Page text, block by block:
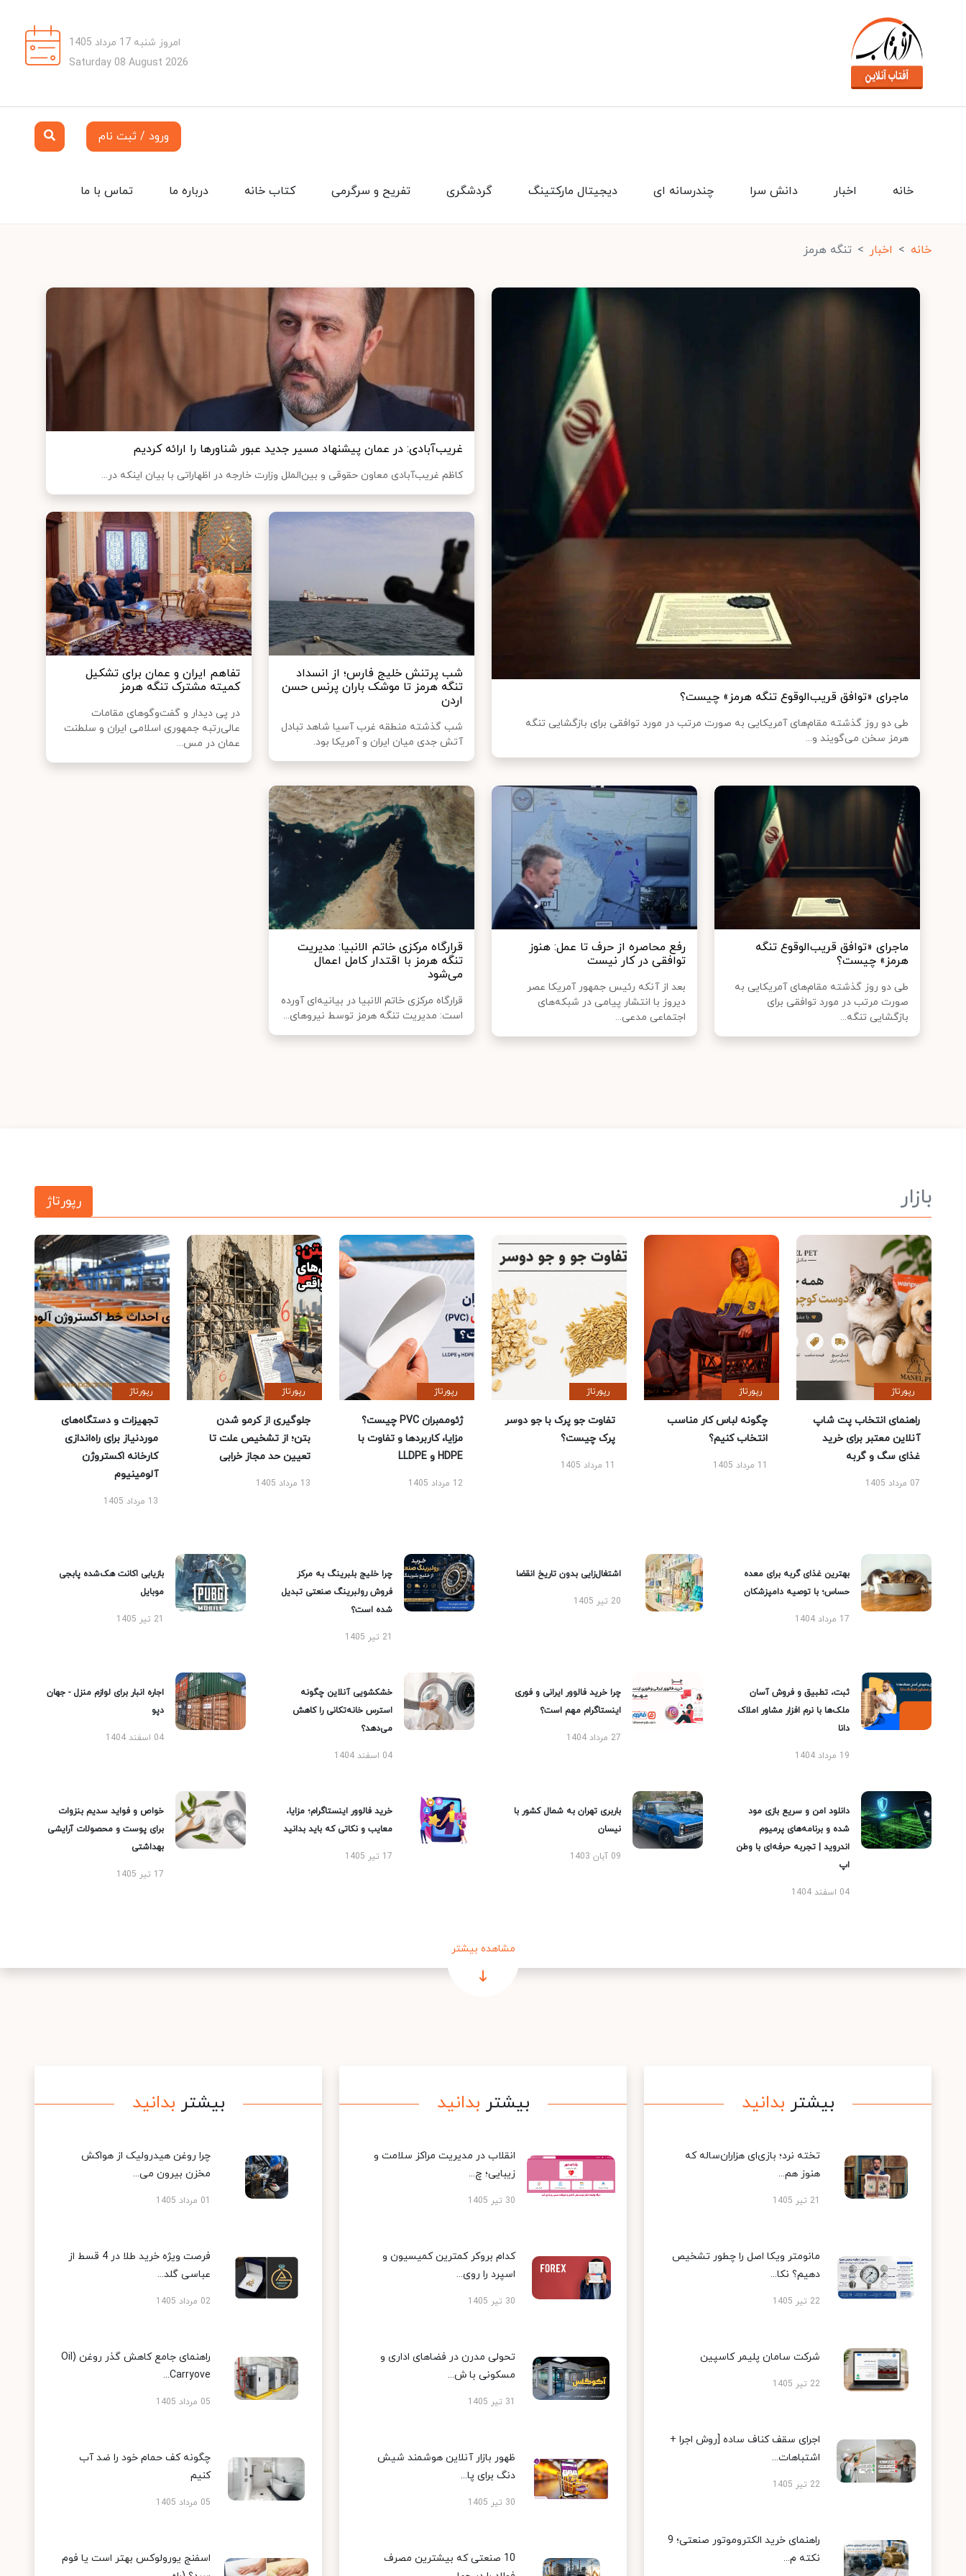
امروز شنبه 17 مرداد 1405
Saturday 08 August 2026
ورود / ثبت نام
تماس با ما درباره ما کتاب خانه تفریح و سرگرمی گردشگری دیجیتال مارکتینگ چندرسانه ای دانش سرا اخبار خانه
خانه اخبار تنگه هرمز
ماجرای «توافق قریب‌الوقوع تنگه هرمز» چیست؟
طی دو روز گذشته مقام‌های آمریکایی به صورت مرتب در مورد توافقی برای بازگشایی تنگه
هرمز سخن می‌گویند و...
غریب‌آبادی: در عمان پیشنهاد مسیر جدید عبور شناورها را ارائه کردیم
کاظم غریب‌آبادی معاون حقوقی و بین‌الملل وزارت خارجه در اظهاراتی با بیان اینکه در...
شب پرتنش‌ خلیج فارس؛ از انسداد
تنگه هرمز تا موشک باران پرنس حسن
اردن
شب گذشته منطقه غرب آسیا شاهد تبادل
آتش جدی میان ایران و آمریکا بود.
تفاهم ایران و عمان برای تشکیل
کمیته مشترک تنگه هرمز
در پی دیدار و گفت‌وگوهای مقامات
عالی‌رتبه جمهوری اسلامی ایران و سلطنت
عمان در مس...
ماجرای «توافق قریب‌الوقوع تنگه
هرمز» چیست؟
طی دو روز گذشته مقام‌های آمریکایی به
صورت مرتب در مورد توافقی برای
بازگشایی تنگه...
رفع محاصره از حرف تا عمل: هنوز
توافقی در کار نیست
بعد از آنکه رئیس جمهور آمریکا عصر
دیروز با انتشار پیامی در شبکه‌های
اجتماعی مدعی...
قرارگاه مرکزی خاتم الانبیا: مدیریت
تنگه هرمز با اقتدار کامل اعمال
می‌شود
قرارگاه مرکزی خاتم الانبیا در بیانیه‌ای آورده
است: مدیریت تنگه هرمز توسط نیروهای...
بازار رپورتاژ
رپورتاژ
راهنمای انتخاب پت شاپ
آنلاین معتبر برای خرید
غذای سگ و گربه
07 مرداد 1405
رپورتاژ
چگونه لباس کار مناسب
انتخاب کنیم؟
11 مرداد 1405
رپورتاژ
تفاوت جو پرک با جو دوسر
پرک چیست؟
11 مرداد 1405
رپورتاژ
ژئوممبران PVC چیست؟
مزایا، کاربردها و تفاوت با
HDPE و LLDPE
12 مرداد 1405
رپورتاژ
جلوگیری از کرمو شدن
بتن؛ از تشخیص علت تا
تعیین حد مجاز خرابی
13 مرداد 1405
رپورتاژ
تجهیزات و دستگاه‌های
موردنیاز برای راه‌اندازی
کارخانه اکستروژن
آلومینیوم
13 مرداد 1405
بهترین غذای گربه برای معده
حساس؛ با توصیه دامپزشکان
17 مرداد 1404
اشتغال‌زایی بدون تاریخ انقضا
20 تیر 1405
چرا خلیج بلبرینگ به مرکز
فروش رولبرینگ صنعتی تبدیل
شده است؟
21 تیر 1405
بازیابی اکانت هک‌شده پابجی
موبایل
21 تیر 1405
ثبت، تطبیق و فروش آسان
ملک‌ها با نرم افزار مشاور املاک
دانا
19 مرداد 1404
چرا خرید فالوور ایرانی و فوری
اینستاگرام مهم است؟
27 مرداد 1404
خشکشویی آنلاین چگونه
استرس خانه‌تکانی را کاهش
می‌دهد؟
04 اسفند 1404
اجاره انبار برای لوازم منزل - جهان
دپو
04 اسفند 1404
دانلود امن و سریع بازی مود
شده و برنامه‌های پرمیوم
اندروید | تجربه حرفه‌ای با وطن
اپ
04 اسفند 1404
باربری تهران به شمال کشور با
نیسان
09 آبان 1403
خرید فالوور اینستاگرام؛ مزایا،
معایب و نکاتی که باید بدانید
17 تیر 1405
خواص و فواید سدیم بنزوات
برای پوست و محصولات آرایشی
بهداشتی
17 تیر 1405
مشاهده بیشتر
بیشتر بدانید
تخته نرد؛ بازی‌ای هزاران‌ساله که
هنوز هم...
21 تیر 1405
مانومتر ویکا اصل را چطور تشخیص
دهیم؟ نکا...
22 تیر 1405
شرکت سامان پلیمر کاسپین
22 تیر 1405
اجرای سقف کناف ساده [روش اجرا +
اشتباهات...
22 تیر 1405
راهنمای خرید الکتروموتور صنعتی؛ 9
نکته م...
بیشتر بدانید
انقلاب در مدیریت مراکز سلامت و
زیبایی؛ چ...
30 تیر 1405
کدام بروکر کمترین کمیسیون و
اسپرد را روی...
30 تیر 1405
تحولی مدرن در فضاهای اداری و
مسکونی با ش...
31 تیر 1405
ظهور بازار آنلاین هوشمند شیش
دنگ برای پا...
30 تیر 1405
10 صنعتی که بیشترین مصرف
بیشتر بدانید
چرا روغن هیدرولیک از هواکش
مخزن بیرون می...
01 مرداد 1405
فرصت ویژه خرید طلا در 4 قسط از
عباسی گلد...
02 مرداد 1405
راهنمای جامع کاهش گذر روغن (Oil
Carryove...
05 مرداد 1405
چگونه کف حمام خود را ضد آب
کنیم
05 مرداد 1405
اسفنج یورولوکس بهتر است یا فوم